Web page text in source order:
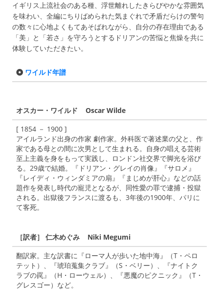
イギリス上流社会のある種、浮世離れしたきらびやかな雰囲気
を味わい、全編にちりばめられた気まぐれで矛盾だらけの警句
の数々に心地よくもてあそばれながら、自分の存在理由である
「美」と「若さ」を守ろうとするドリアンの苦悩と焦燥を共に
体験していただきたい。
ワイルド年譜
オスカー・ワイルド Oscar Wilde
[ 1854 － 1900 ]
アイルランド出身の作家 劇作家。外科医で著述業の父と、作
家である母との間に次男として生まれる。自身の唱える芸術
至上主義を身をもって実践し、ロンドン社交界で脚光を浴び
る。29歳で結婚。『ドリアン・グレイの肖像』『サロメ』
『レイディ・ウィンダミアの扇』『まじめが肝心』などの話
題作を発表し時代の寵児となるが、同性愛の罪で逮捕・投獄
される。出獄後フランスに渡るも、3年後の1900年、パリに
て客死。
［訳者］ 仁木めぐみ Niki Megumi
翻訳家。主な訳書に『ローマ人が歩いた地中海』（T・ペロ
テット）、『琥珀蒐集クラブ』（S・ベリー）、『ナイトク
ラブの罠』（H・ローウェル）、『悪魔のピクニック』（T・
グレスゴー）など。